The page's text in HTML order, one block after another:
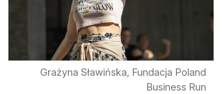
Grażyna Sławińska, Fundacja Poland
Business Run